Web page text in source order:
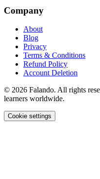
Company
About
Blog
Privacy
Terms & Conditions
Refund Policy
Account Deletion
© 2026 Falando. All rights
learners worldwide.
Cookie settings